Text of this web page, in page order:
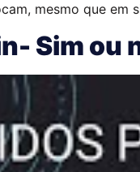
mesmo que em
Sim ou